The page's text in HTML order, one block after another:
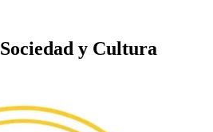
Sociedad y Cultura